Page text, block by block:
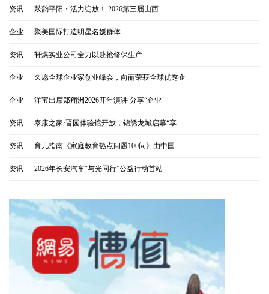
资讯 鼓韵平阳・活力绽放！ 2026第三届山西
企业 聚美国际打造明星名媛群体
资讯 轩煤实业公司全力以赴抢修保生产
企业 久愿全球企业家创业峰会，向丽荣获全球优秀企
企业 洋宝出席郑翔洲2026开年演讲 分享“企业
资讯 泰康之家·晋园体验馆开放，锦绣龙城启幕“享
资讯 育儿指南《家庭教育热点问题100问》由中国
资讯 2026年长安汽车“与光同行”公益行动首站